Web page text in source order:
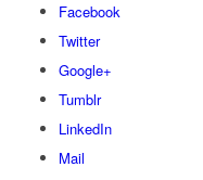
Facebook
Twitter
Google+
Tumblr
LinkedIn
Mail